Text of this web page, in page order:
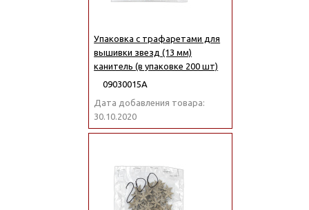
Упаковка с трафаретами для
вышивки звезд (13 мм)
канитель (в упаковке 200 шт)
09030015А
Дата добавления товара:
30.10.2020